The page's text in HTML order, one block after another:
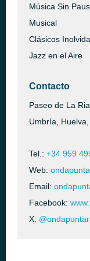
Música Sin
Musical
Clásicos
Jazz en el Aire
Contacto
Paseo de La
Umbría,
Tel.: +34 959
Web:
Email:
Facebook:
X: